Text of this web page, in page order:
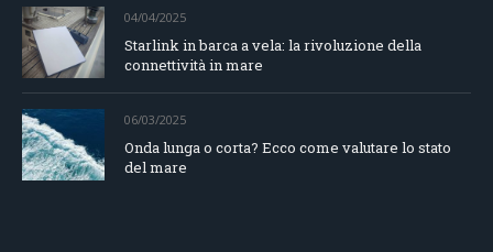
04/04/2025
Starlink in barca a vela: la rivoluzione della
connettività in mare
06/03/2025
Onda lunga o corta? Ecco come valutare lo stato
del mare